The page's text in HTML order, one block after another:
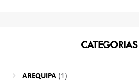
CATEGORIAS
AREQUIPA(1)